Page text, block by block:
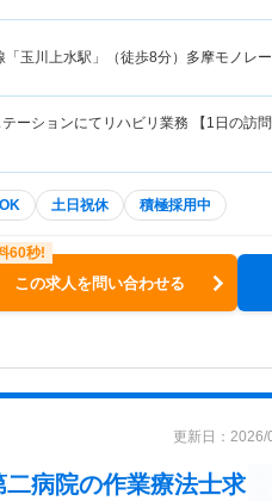
「玉川上水駅」（徒歩8分）多摩モノレ
ーションにてリハビリ業務 【1日の訪
土日祝休 積極採用中
この求人を問い合わせる
更新日：
二病院の作業療法士求